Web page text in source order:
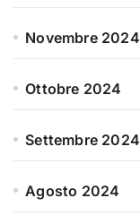
Novembre 2024
Ottobre 2024
Settembre 2024
Agosto 2024